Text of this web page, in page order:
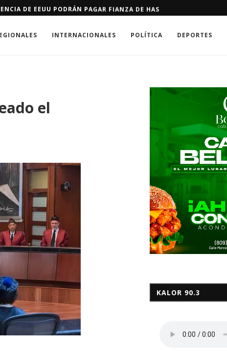
DE EEUU PODRÁN PAGAR FIANZA DE HASTA 250,000 DÓLARES
INTERNACIONALES POLÍTICA DEPORTES
el
KALOR 90.3